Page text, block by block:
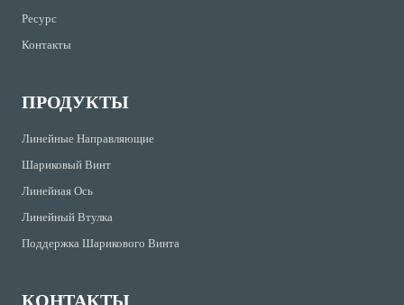
Ресурс
Контакты
ПРОДУКТЫ
Линейные Направляющие
Шариковый Винт
Линейная Ось
Линейный Втулка
Поддержка Шарикового Винта
КОНТАКТЫ